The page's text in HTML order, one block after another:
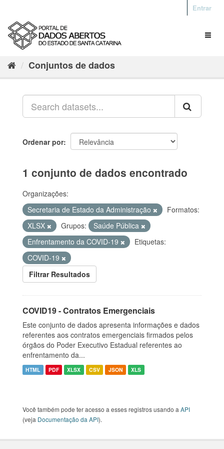
Entrar
Conjuntos de dados
Ordenar por
1 conjunto de dados encontrado
Organizações:
Secretaria de Estado da Administração
Formatos:
XLSX
Grupos:
Saúde Pública
Enfrentamento da COVID-19
Etiquetas:
COVID-19
Filtrar Resultados
COVID19 - Contratos Emergenciais
Este conjunto de dados apresenta informações e dados
referentes aos contratos emergenciais firmados pelos
órgãos do Poder Executivo Estadual referentes ao
enfrentamento da...
HTML PDF XLSX CSV JSON XLS
Você também pode ter acesso a esses registros usando a API
(veja Documentação da API).